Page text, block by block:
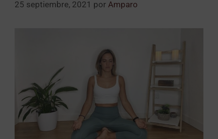
25 septiembre, 2021 por Amparo